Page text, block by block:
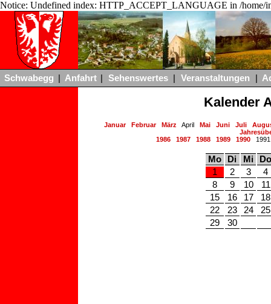
Notice: Undefined index: HTTP_ACCEPT_LANGUAGE in /home/
Schwabegg Anfahrt Sehenswertes Veranstaltungen
Kalender
Januar Februar März April Mai Juni Juli
1986
1987 1988 1989 1990
Mo Di Mi
Do
1
2 3
4
8
9 10
11
15
16 17
18
22
23 24
25
29
30